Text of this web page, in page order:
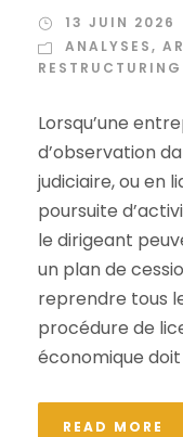
13 JUIN 2026
ANALYSES,
RESTRUCTURING
Lorsqu’une
d’observation
judiciaire, ou en
poursuite
le dirigeant
un plan de
reprendre tous
procédure de
économique doit
READ MORE